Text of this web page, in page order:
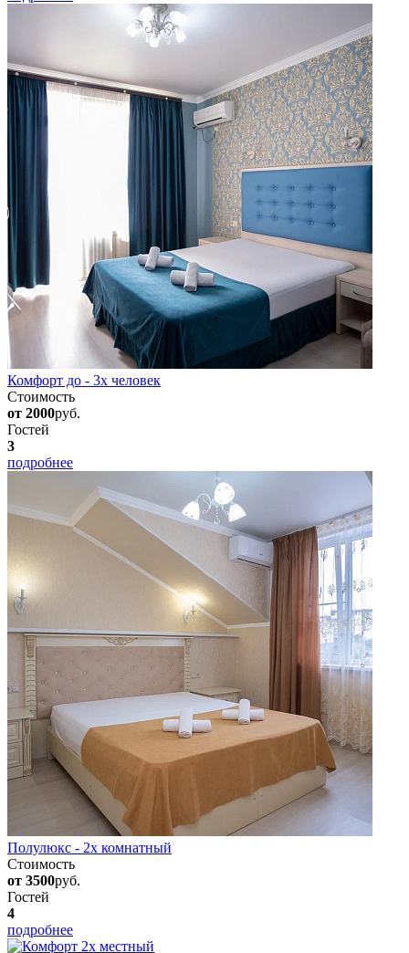
Комфорт до - 3х человек
Стоимость
от 2000руб.
Гостей
3
подробнее
Полулюкс - 2х комнатный
Стоимость
от 3500руб.
Гостей
4
подробнее